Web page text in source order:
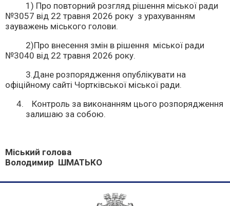
1) Про повторний розгляд рішення міської ради
№3057 від 22 травня 2026 року з урахуванням
зауважень міського голови.
2)Про внесення змін в рішення міської ради
№3040 від 22 травня 2026 року.
3.Дане розпорядження опублікувати на
офіційному сайті Чортківської міської ради.
Контроль за виконанням цього розпорядження
залишаю за собою.
Міський голова
Володимир ШМАТЬКО